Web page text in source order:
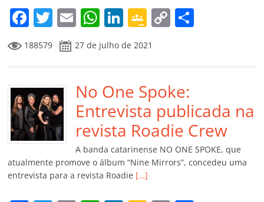
m
F
a
c
e
b
o
o
k
T
w
itt
er
E
m
ai
l
W
h
at
s
A
p
p
Li
n
k
e
dI
n
G
o
o
gl
e
Cl
a
ss
ro
o
C
y
Li
n
k
p
til
h
ar
188579 27 de julho de 2021
No One Spoke:
Entrevista publicada na
revista Roadie Crew
A banda catarinense NO ONE SPOKE, que
atualmente promove o álbum “Nine Mirrors”, concedeu uma
entrevista para a revista Roadie […]